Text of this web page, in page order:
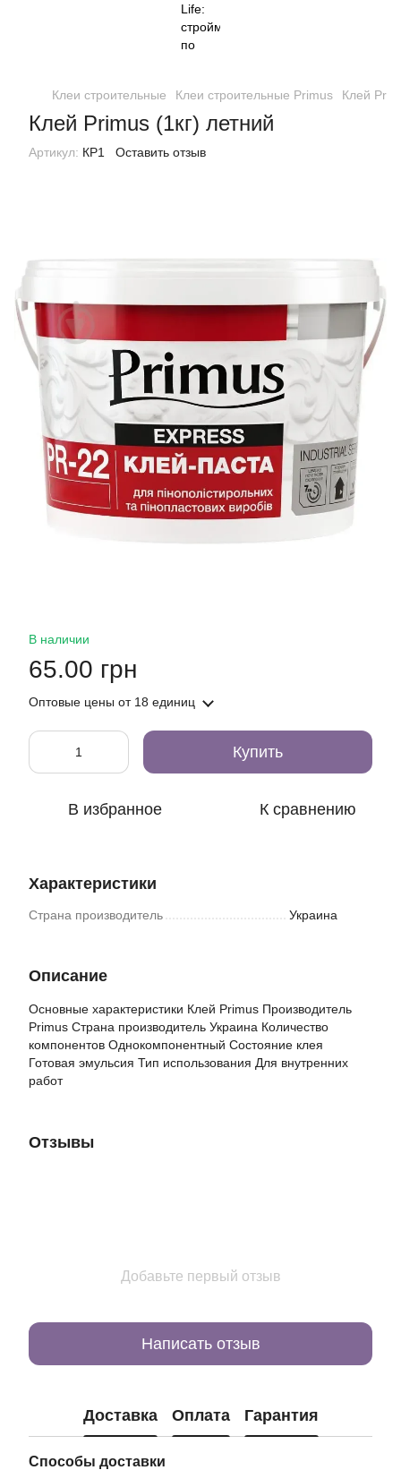
Клеи строительные Клеи строительные Primus Клей
Клей Primus (1кг) летний
Артикул: КР1 Оставить отзыв
В наличии
65.00 грн
Оптовые цены от 18 единиц
Купить
В избранное К сравнению
Характеристики
Страна производитель Украина
Описание
Основные характеристики Клей Primus Производитель
Primus Страна производитель Украина Количество
компонентов Однокомпонентный Состояние клея
Готовая эмульсия Тип использования Для внутренних
работ
Отзывы
Добавьте первый отзыв
Написать отзыв
Доставка Оплата Гарантия
Способы доставки